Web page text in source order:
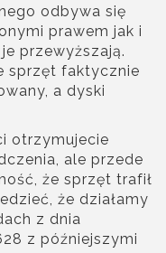
odbywa się
prawem jak i
przewyższają.
sprzęt faktycznie
a dyski
otrzymujecie
ale przede
że sprzęt trafił
że działamy
z dnia
z późniejszymi